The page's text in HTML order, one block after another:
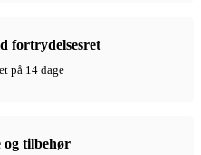
fortrydelsesret
på 14 dage
og tilbehør